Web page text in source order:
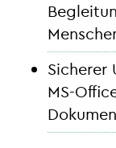
Sicherer
MS-